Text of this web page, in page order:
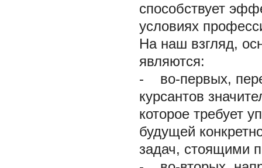
способствует
условиях
На наш взгляд,
являются:
-
во-первых,
курсантов
которое требует
будущей
задач, стоящими